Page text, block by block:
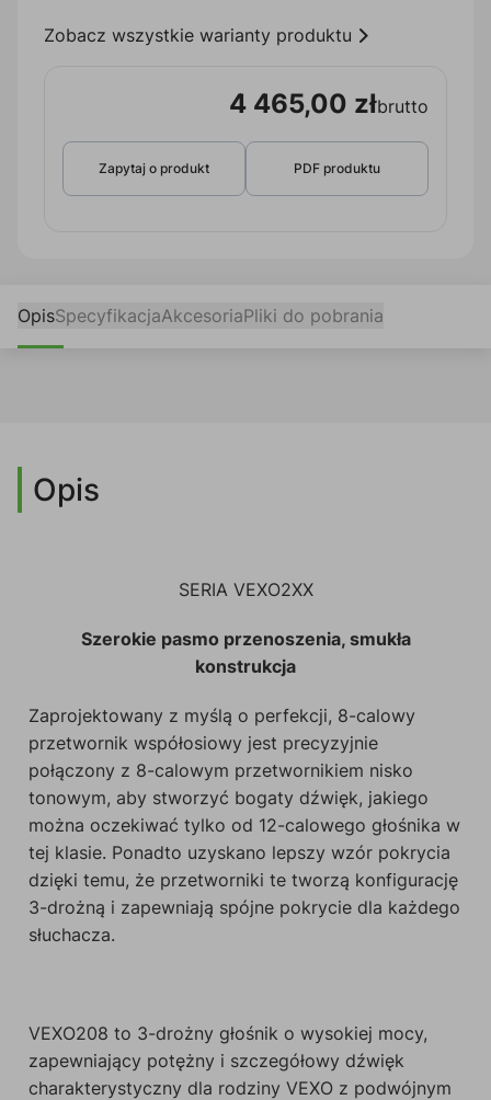
Zobacz wszystkie warianty produktu
4 465,00 złbrutto
Zapytaj o produkt PDF produktu
OpisSpecyfikacjaAkcesoriaPliki do pobrania
Opis
SERIA VEXO2XX
Szerokie pasmo przenoszenia, smukła
konstrukcja
Zaprojektowany z myślą o perfekcji, 8-calowy
przetwornik współosiowy jest precyzyjnie
połączony z 8-calowym przetwornikiem nisko
tonowym, aby stworzyć bogaty dźwięk, jakiego
można oczekiwać tylko od 12-calowego głośnika w
tej klasie. Ponadto uzyskano lepszy wzór pokrycia
dzięki temu, że przetworniki te tworzą konfigurację
3-drożną i zapewniają spójne pokrycie dla każdego
słuchacza.
VEXO208 to 3-drożny głośnik o wysokiej mocy,
zapewniający potężny i szczegółowy dźwięk
charakterystyczny dla rodziny VEXO z podwójnym